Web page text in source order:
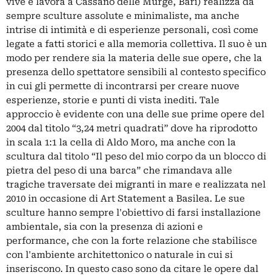
sempre sculture assolute e minimaliste, ma anche
intrise di intimità e di esperienze personali, così come
legate a fatti storici e alla memoria collettiva. Il suo è un
modo per rendere sia la materia delle sue opere, che la
presenza dello spettatore sensibili al contesto specifico
in cui gli permette di incontrarsi per creare nuove
esperienze, storie e punti di vista inediti. Tale
approccio è evidente con una delle sue prime opere del
2004 dal titolo “3,24 metri quadrati” dove ha riprodotto
in scala 1:1 la cella di Aldo Moro, ma anche con la
scultura dal titolo “Il peso del mio corpo da un blocco di
pietra del peso di una barca” che rimandava alle
tragiche traversate dei migranti in mare e realizzata nel
2010 in occasione di Art Statement a Basilea. Le sue
sculture hanno sempre l'obiettivo di farsi installazione
ambientale, sia con la presenza di azioni e
performance, che con la forte relazione che stabilisce
con l'ambiente architettonico o naturale in cui si
inseriscono. In questo caso sono da citare le opere dal